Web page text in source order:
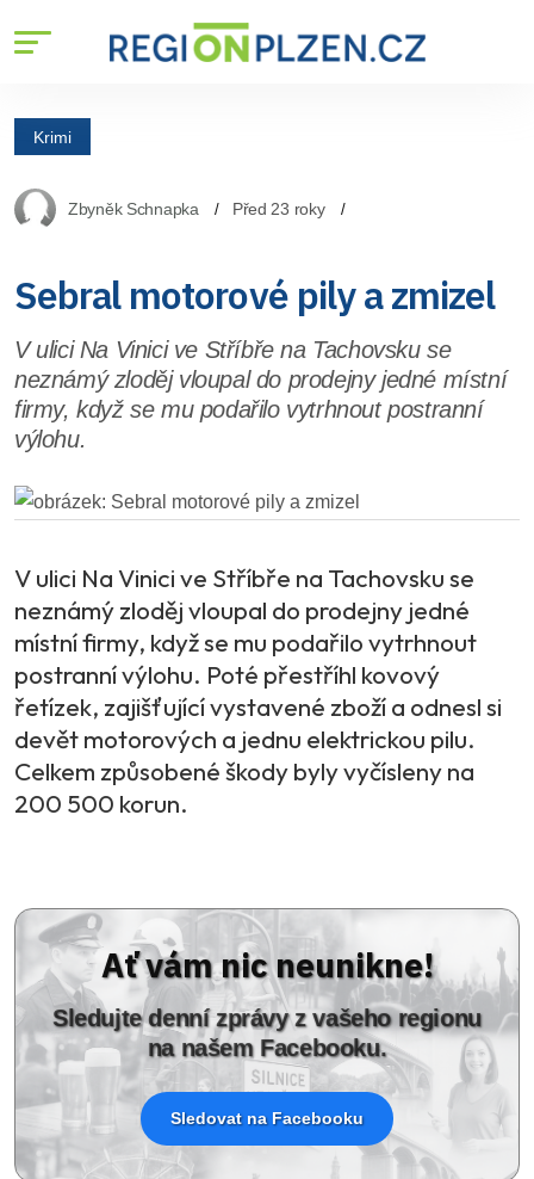
Krimi
Zbyněk Schnapka Před 23 roky
Sebral motorové pily a zmizel
V ulici Na Vinici ve Stříbře na Tachovsku se
neznámý zloděj vloupal do prodejny jedné místní
firmy, když se mu podařilo vytrhnout postranní
výlohu.
V ulici Na Vinici ve Stříbře na Tachovsku se
neznámý zloděj vloupal do prodejny jedné
místní firmy, když se mu podařilo vytrhnout
postranní výlohu. Poté přestříhl kovový
řetízek, zajišťující vystavené zboží a odnesl si
devět motorových a jednu elektrickou pilu.
Celkem způsobené škody byly vyčísleny na
200 500 korun.
Ať vám nic neunikne!
Sledujte denní zprávy z vašeho regionu
na našem Facebooku.
Sledovat na Facebooku